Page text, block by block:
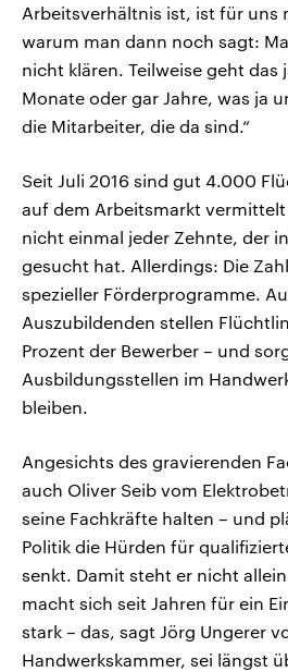
Arbeitsverhältnis ist, ist für uns
warum man dann noch sagt:
nicht klären. Teilweise geht das
Monate oder gar Jahre, was ja
die Mitarbeiter, die da sind.“
Seit Juli 2016 sind gut 4.000
auf dem Arbeitsmarkt
nicht einmal jeder Zehnte, der
gesucht hat. Allerdings: Die
spezieller Förderprogramme.
Auszubildenden stellen
Prozent der Bewerber – und
Ausbildungsstellen im
bleiben.
Angesichts des gravierenden
auch Oliver Seib vom
seine Fachkräfte halten – und
Politik die Hürden für
senkt. Damit steht er nicht
macht sich seit Jahren für ein
stark – das, sagt Jörg Ungerer
Handwerkskammer, sei längst